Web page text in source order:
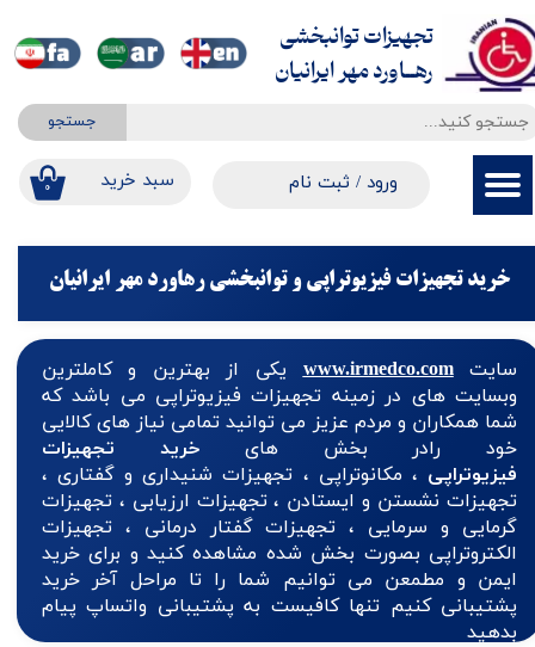
جستجو
۰ ​​سبد خرید ورود / ثبت نام
حساب کاربری من
سفارشات
خروج از حساب کاربری
تجهیزات توانبخشی
​​​​​​​رهــاورد مهر ایرانیان
سایتwww.irmedco.comیکی از بهترین و کاملترین
وبسایت های در زمینه تجهیزات فیزیوتراپی می باشد که
شما همکاران و مردم عزیز می توانید تمامی نیاز های کالایی
خود رادر بخش های خرید تجهیزات
فیزیوتراپی ، مکانوتراپی ، تجهیزات شنیداری و گفتاری ،
تجهیزات نشستن و ایستادن ، تجهیزات ارزیابی ، تجهیزات
گرمایی و سرمایی ، تجهیزات گفتار درمانی ، تجهیزات
الکتروتراپی بصورت بخش شده مشاهده کنید و برای خرید
ایمن و مطمعن می توانیم شما را تا مراحل آخر خرید
پشتیبانی کنیم تنها کافیست به پشتیبانی واتساپ پیام
بدهید
خرید تجهیزات فیزیوتراپی و توانبخشی رهاورد مهر ایرانیان